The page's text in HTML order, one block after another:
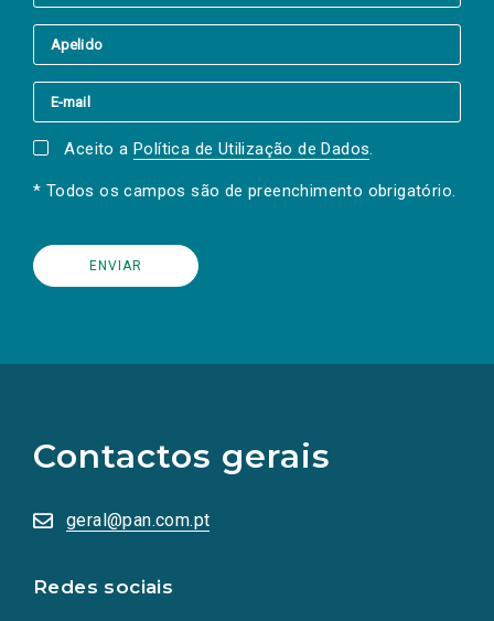
Aceito a Política de Utilização de Dados.
* Todos os campos são de preenchimento obrigatório.
Contactos gerais
geral@pan.com.pt
Redes sociais
redes
sociais
numa
nova